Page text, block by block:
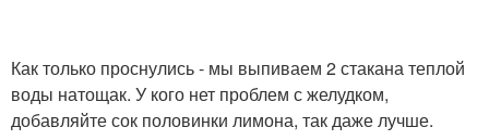
Как только проснулись - мы выпиваем 2 стакана теплой
воды натощак. У кого нет проблем с желудком,
добавляйте сок половинки лимона, так даже лучше.